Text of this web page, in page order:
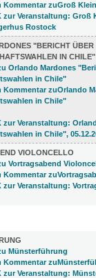
"BERICHT ÜBER
IN CHILE"
VIOLONCELLO